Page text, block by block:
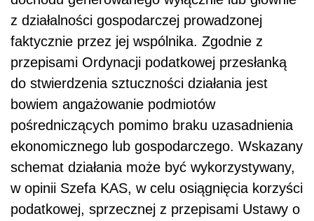
z działalności gospodarczej prowadzonej
faktycznie przez jej wspólnika. Zgodnie z
przepisami Ordynacji podatkowej przesłanką
do stwierdzenia sztuczności działania jest
bowiem angażowanie podmiotów
pośredniczących pomimo braku uzasadnienia
ekonomicznego lub gospodarczego. Wskazany
schemat działania może być wykorzystywany,
w opinii Szefa KAS, w celu osiągnięcia korzyści
podatkowej, sprzecznej z przepisami Ustawy o